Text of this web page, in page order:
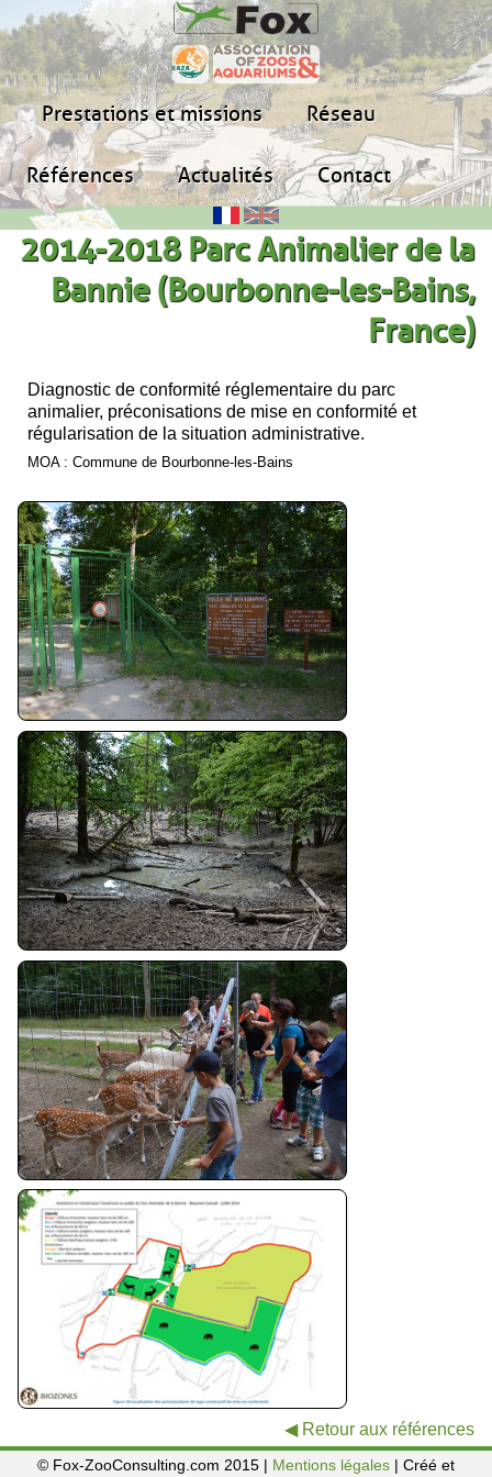
Prestations et missions Réseau
Références Actualités Contact
2014-2018 Parc Animalier de la
Bannie (Bourbonne-les-Bains,
France)
Diagnostic de conformité réglementaire du parc
animalier, préconisations de mise en conformité et
régularisation de la situation administrative.
MOA : Commune de Bourbonne-les-Bains
◀ Retour aux références
© Fox-ZooConsulting.com 2015 | Mentions légales | Créé et